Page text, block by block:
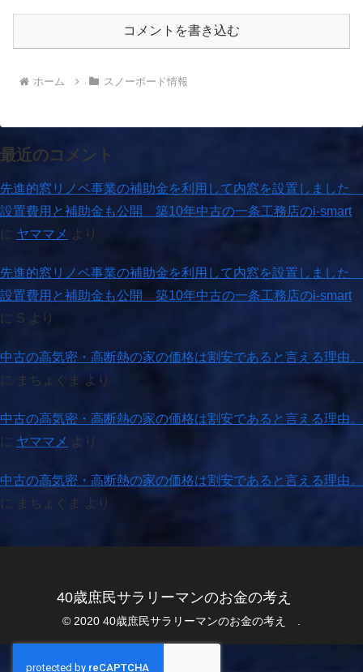
コメントを書き込む
ホーム スノーボード情報
最近のコメント
先進的窓リノベ事業の補助金を利用して内窓を設置しました
設置費用と補助金も公開 築10年中古の一条工務店のi-smart
に ヤママメ より
先進的窓リノベ事業の補助金を利用して内窓を設置しました
設置費用と補助金も公開 築10年中古の一条工務店のi-smart
に S より
中古の高気密・高断熱の家の価格は割安であると言える理由。
に
まちょぐま より
中古の高気密・高断熱の家の価格は割安であると言える理由。
に ヤママメ より
中古の高気密・高断熱の家の価格は割安であると言える理由。
に
まちょぐま より
40歳庶民サラリーマンのお金の考え
© 2020 40歳庶民サラリーマンのお金の考え .